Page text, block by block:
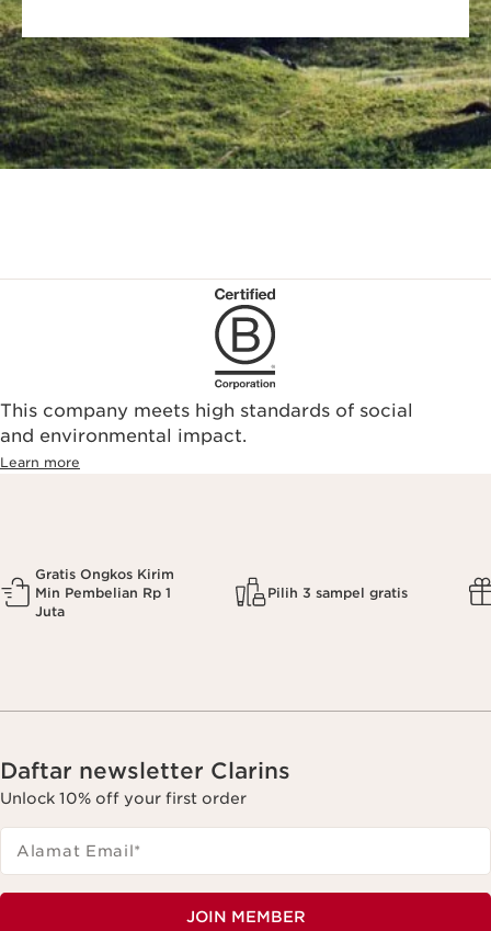
This company meets high standards of social
and environmental impact.
Learn more
Gratis Ongkos Kirim
Min Pembelian Rp 1
Juta
Pilih 3 sampel gratis
Daftar newsletter Clarins
Unlock 10% off your first order
Alamat Email*
JOIN MEMBER